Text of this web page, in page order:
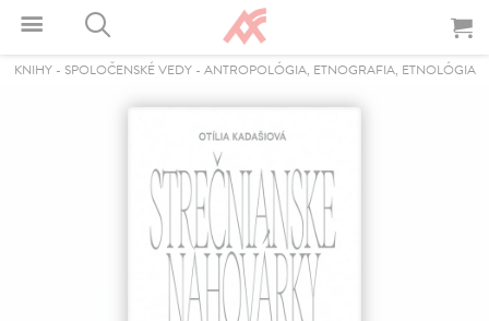
KNIHY- SPOLOČENSKÉ VEDY- ANTROPOLÓGIA, ETNOGRAFIA, ETNOLÓGIA